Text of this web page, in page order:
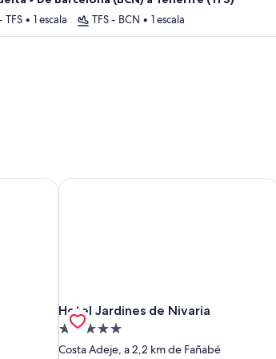
TFS • 1 escala TFS - BCN • 1 escala
Hotel Jardines de Nivaria
Hotel Jardines de Nivaria
Alojamiento
de
Costa Adeje, a 2,2 km de Fañabé
Hotel Jardines de Nivaria